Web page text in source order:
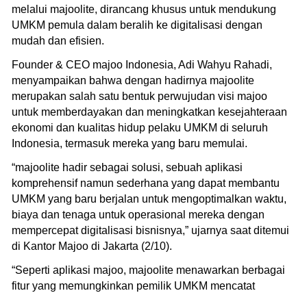
melalui majoolite, dirancang khusus untuk mendukung
UMKM pemula dalam beralih ke digitalisasi dengan
mudah dan efisien.
Founder & CEO majoo Indonesia, Adi Wahyu Rahadi,
menyampaikan bahwa dengan hadirnya majoolite
merupakan salah satu bentuk perwujudan visi majoo
untuk memberdayakan dan meningkatkan kesejahteraan
ekonomi dan kualitas hidup pelaku UMKM di seluruh
Indonesia, termasuk mereka yang baru memulai.
“majoolite hadir sebagai solusi, sebuah aplikasi
komprehensif namun sederhana yang dapat membantu
UMKM yang baru berjalan untuk mengoptimalkan waktu,
biaya dan tenaga untuk operasional mereka dengan
mempercepat digitalisasi bisnisnya,” ujarnya saat ditemui
di Kantor Majoo di Jakarta (2/10).
“Seperti aplikasi majoo, majoolite menawarkan berbagai
fitur yang memungkinkan pemilik UMKM mencatat